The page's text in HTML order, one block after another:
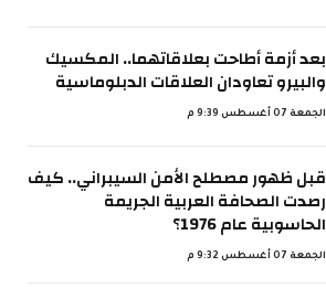
بعد أزمة أطاحت بعلاقاتهما.. المكسيك
والبيرو تعاودان العلاقات الدبلوماسية
الجمعة 07 أغسطس 9:39 م
قبل ظهور مصطلح الأمن السيبراني.. كيف
رصدت الصحافة العربية الجريمة
الحاسوبية عام 1976؟
الجمعة 07 أغسطس 9:32 م